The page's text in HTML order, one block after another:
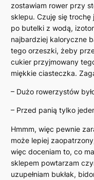
zostawiam rower przy
sklepu. Czuję się
po butelki z wodą,
najbardziej kaloryczne
tego orzeszki, żeby
cukier przyjmowany
miękkie ciasteczka.
– Dużo rowerzystów
– Przed panią tylko
Hmmm, więc pewnie
może lepiej
więc doceniam to, co
sklepem powtarzam
uzupełniam bukłak,